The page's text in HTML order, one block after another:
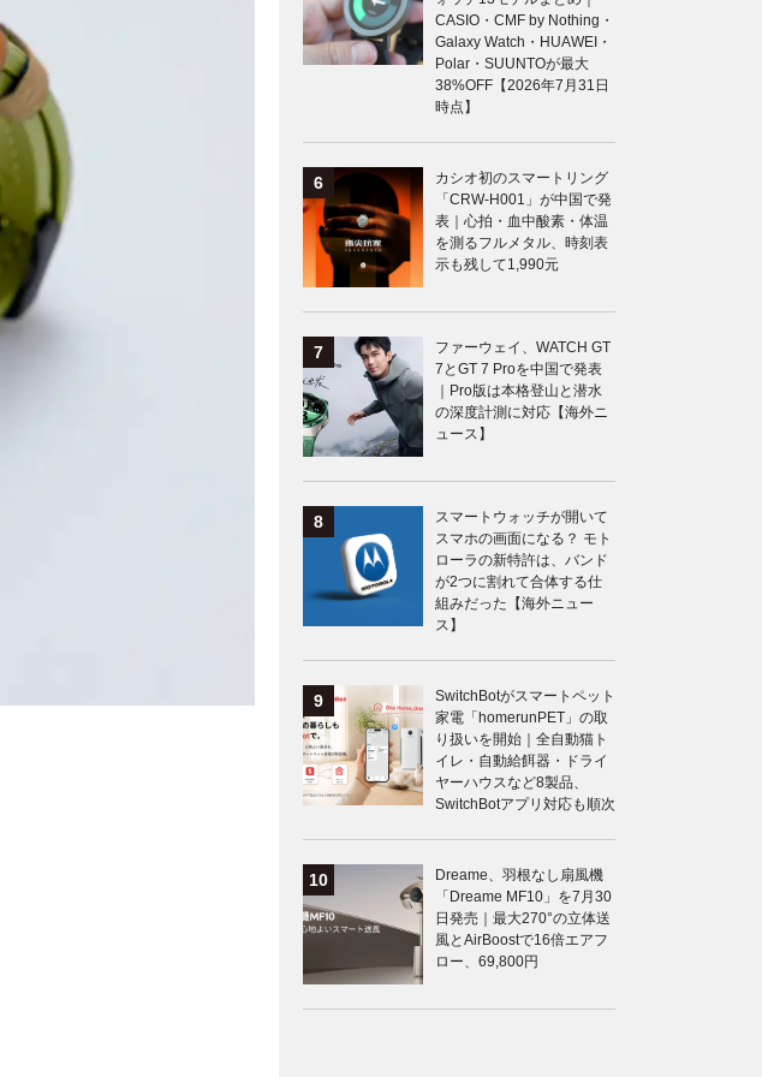
CASIO・CMF by Nothing・
Galaxy Watch・HUAWEI・
Polar・SUUNTOが最大
38%OFF【2026年7月31日
時点】
カシオ初のスマートリング
「CRW-H001」が中国で発
表｜心拍・血中酸素・体温
を測るフルメタル、時刻表
示も残して1,990元
ファーウェイ、WATCH GT
7とGT 7 Proを中国で発表
｜Pro版は本格登山と潜水
の深度計測に対応【海外ニ
ュース】
スマートウォッチが開いて
スマホの画面になる？ モト
ローラの新特許は、バンド
が2つに割れて合体する仕
組みだった【海外ニュー
ス】
SwitchBotがスマートペット
家電「homerunPET」の取
り扱いを開始｜全自動猫ト
イレ・自動給餌器・ドライ
ヤーハウスなど8製品、
SwitchBotアプリ対応も順次
Dreame、羽根なし扇風機
「Dreame MF10」を7月30
日発売｜最大270°の立体送
風とAirBoostで16倍エアフ
ロー、69,800円